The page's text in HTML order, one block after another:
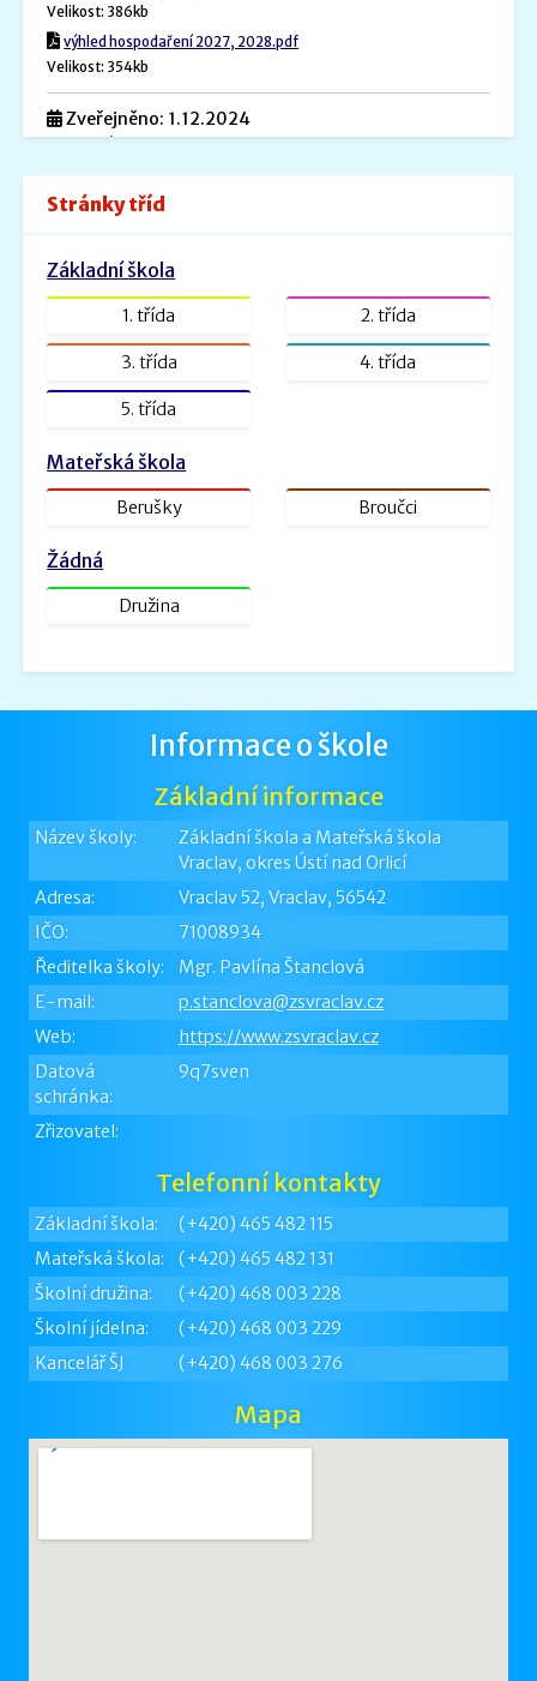
Velikost: 386kb
výhled hospodaření 2027, 2028.pdf
Velikost: 354kb
Zveřejněno: 1.12.2024
Povinné informace
Povinné informace.pdf
Velikost: 240kb
ŠVP PV _ MŠ Rybička
ŠVP PV Rybička_web.doc.pdf
Zveřejněno: 31.1.2022
ŠVP - Veselá školička
Velikost: 2227kb
Stránky tříd
Základní škola
1. třída 2. třída
3. třída 4. třída
5. třída
Mateřská škola
Berušky Broučci
Žádná
Družina
Informace o škole
Základní informace
Název školy:
Základní škola a Mateřská škola
Vraclav, okres Ústí nad Orlicí
Adresa:
Vraclav 52, Vraclav, 56542
IČO:
71008934
Ředitelka školy:
Mgr. Pavlína Štanclová
E-mail:
p.stanclova@zsvraclav.cz
Web:
https://www.zsvraclav.cz
Datová
schránka:
9q7sven
Zřizovatel:
Telefonní kontakty
Základní škola:
(+420) 465 482 115
Mateřská škola:
(+420) 465 482 131
Školní družina:
(+420) 468 003 228
Školní jídelna:
(+420) 468 003 229
Kancelář ŠJ
(+420) 468 003 276
Mapa